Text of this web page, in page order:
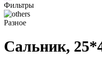
Фильтры
Разное
Сальник,